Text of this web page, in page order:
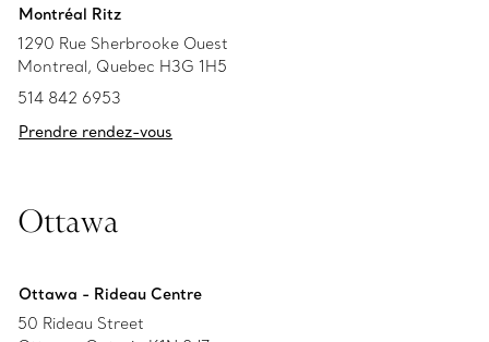
Montréal Ritz
1290 Rue Sherbrooke Ouest
Montreal, Quebec H3G 1H5
514 842 6953
Prendre rendez-vous
Ottawa
Ottawa - Rideau Centre
50 Rideau Street